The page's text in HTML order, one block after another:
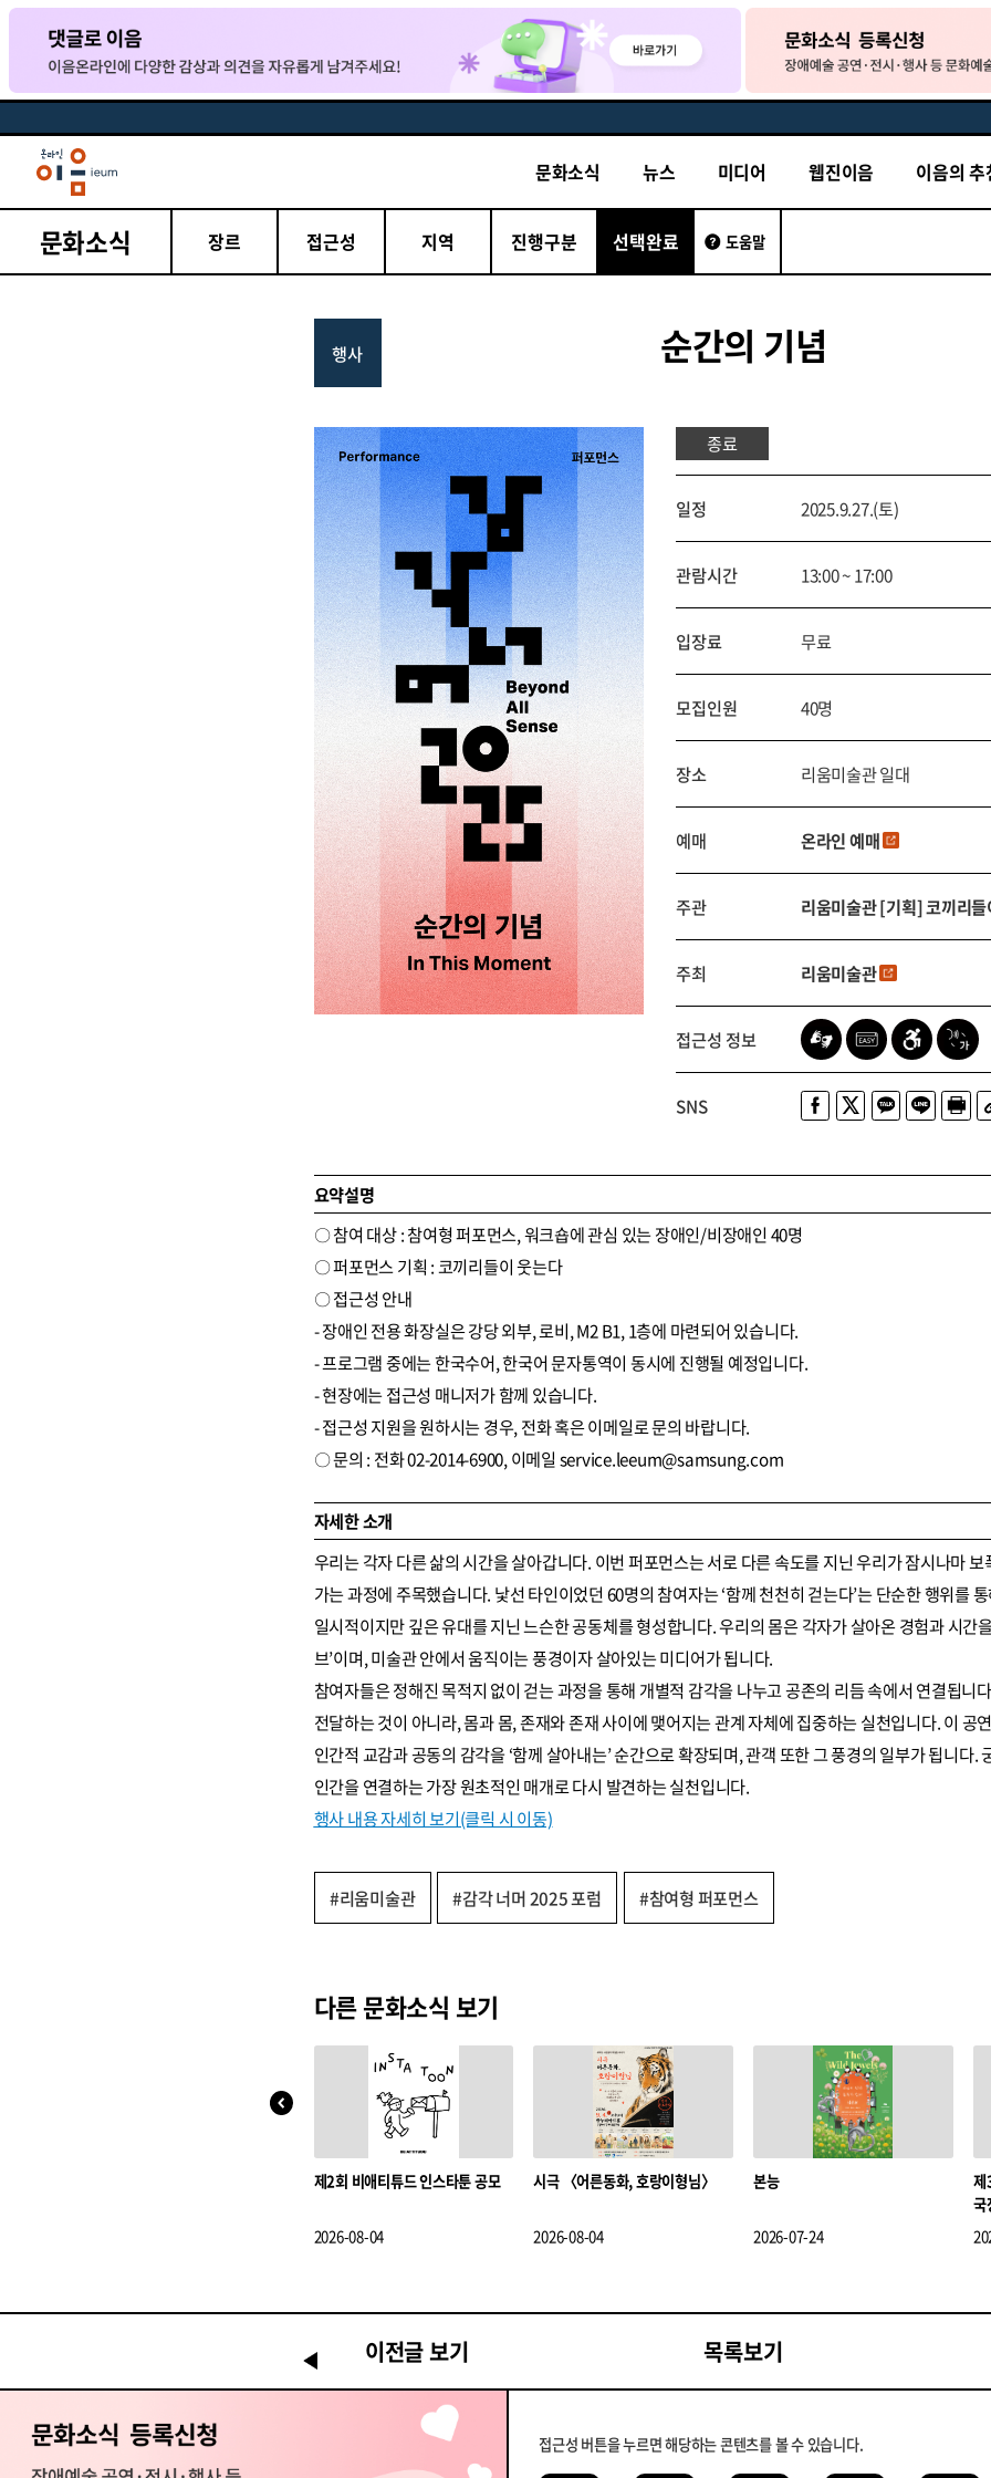
문화소식 뉴스 미디어 웹진이음 이음의 추
문화소식 장르 접근성 지역 진행구분 선택완료 도움말
행사 순간의 기념
종료
일정 2025.9.27.(토)
관람시간 13:00 ~ 17:00
입장료 무료
모집인원 40명
장소 리움미술관 일대
예매 온라인 예매
주관 리움미술관 [기획] 코끼리
주최 리움미술관
접근성 정보
SNS
요약설명
〇 참여 대상 : 참여형 퍼포먼스, 워크숍에 관심 있는 장애인/비장애인 40명
〇 퍼포먼스 기획 : 코끼리들이 웃는다
〇 접근성 안내
- 장애인 전용 화장실은 강당 외부, 로비, M2 B1, 1층에 마련되어 있습니다.
- 프로그램 중에는 한국수어, 한국어 문자통역이 동시에 진행될 예정입니다.
- 현장에는 접근성 매니저가 함께 있습니다.
- 접근성 지원을 원하시는 경우, 전화 혹은 이메일로 문의 바랍니다.
〇 문의 : 전화 02-2014-6900, 이메일 service.leeum@samsung.com
자세한 소개
우리는 각자 다른 삶의 시간을 살아갑니다. 이번 퍼포먼스는 서로 다른 속도를 지닌 우리가 잠시나마 보
가는 과정에 주목했습니다. 낯선 타인이었던 60명의 참여자는 ‘함께 천천히 걷는다’는 단순한 행위를
일시적이지만 깊은 유대를 지닌 느슨한 공동체를 형성합니다. 우리의 몸은 각자가 살아온 경험과 시간
브’이며, 미술관 안에서 움직이는 풍경이자 살아있는 미디어가 됩니다.
참여자들은 정해진 목적지 없이 걷는 과정을 통해 개별적 감각을 나누고 공존의 리듬 속에서 연결됩니
전달하는 것이 아니라, 몸과 몸, 존재와 존재 사이에 맺어지는 관계 자체에 집중하는 실천입니다. 이 공
인간적 교감과 공동의 감각을 ‘함께 살아내는’ 순간으로 확장되며, 관객 또한 그 풍경의 일부가 됩니다.
인간을 연결하는 가장 원초적인 매개로 다시 발견하는 실천입니다.
행사 내용 자세히 보기(클릭 시 이동)
#리움미술관 #감각 너머 2025 포럼 #참여형 퍼포먼스
다른 문화소식 보기
제2회 비애티튜드 인스타툰 공모
2026-08-04
시극 〈어른동화, 호랑이형님〉
2026-08-04
본능
2026-07-24
제
국
이전글 보기 목록보기
접근성 버튼을 누르면 해당하는 콘텐츠를 볼 수 있습니다.